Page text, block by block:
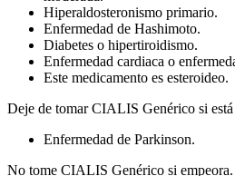
Hiperaldosteronismo primario.
Enfermedad de Hashimoto.
Diabetes o hipertiroidismo.
Enfermedad cardiaca o
Este medicamento es esteroideo.
Deje de tomar CIALIS Genérico si
Enfermedad de Parkinson.
No tome CIALIS Genérico si empeora.